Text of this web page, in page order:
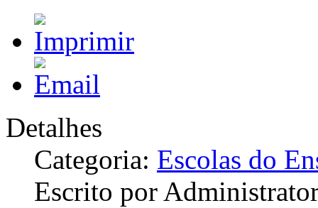
Detalhes
Categoria: Escolas do
Escrito por